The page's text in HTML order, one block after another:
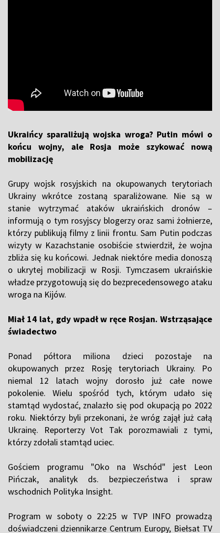
Ukraińcy sparaliżują wojska wroga? Putin mówi o
końcu wojny, ale Rosja może szykować nową
mobilizację
Grupy wojsk rosyjskich na okupowanych terytoriach
Ukrainy wkrótce zostaną sparaliżowane. Nie są w
stanie wytrzymać ataków ukraińskich dronów –
informują o tym rosyjscy blogerzy oraz sami żołnierze,
którzy publikują filmy z linii frontu. Sam Putin podczas
wizyty w Kazachstanie osobiście stwierdził, że wojna
zbliża się ku końcowi. Jednak niektóre media donoszą
o ukrytej mobilizacji w Rosji. Tymczasem ukraińskie
władze przygotowują się do bezprecedensowego ataku
wroga na Kijów.
Miał 14 lat, gdy wpadł w ręce Rosjan. Wstrząsające
świadectwo
Ponad półtora miliona dzieci pozostaje na
okupowanych przez Rosję terytoriach Ukrainy. Po
niemal 12 latach wojny dorosło już całe nowe
pokolenie. Wielu spośród tych, którym udało się
stamtąd wydostać, znalazło się pod okupacją po 2022
roku. Niektórzy byli przekonani, że wróg zajął już całą
Ukrainę. Reporterzy Vot Tak porozmawiali z tymi,
którzy zdołali stamtąd uciec.
Gościem programu "Oko na Wschód" jest Leon
Pińczak, analityk ds. bezpieczeństwa i spraw
wschodnich Polityka Insight.
Program w soboty o 22:25 w TVP INFO prowadzą
doświadczeni dziennikarze Centrum Europy, Biełsat TV